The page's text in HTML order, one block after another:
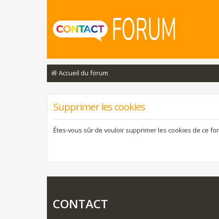
Accueil du forum
Supprimer les cookies
Êtes-vous sûr de vouloir supprimer les cookies de ce
CONTACT